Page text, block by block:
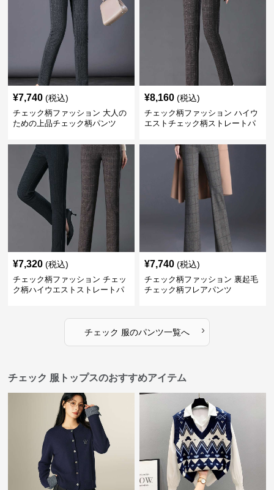
¥7,740 (税込)
チェック柄ファッション 大人の
ための上品チェック柄パンツ
¥8,160 (税込)
チェック柄ファッション ハイウ
エストチェック柄ストレートパ
¥7,320 (税込)
チェック柄ファッション チェッ
ク柄ハイウエストストレートパ
¥7,740 (税込)
チェック柄ファッション 裏起毛
チェック柄フレアパンツ
チェック 服のパンツ一覧へ ›
チェック 服トップスのおすすめアイテム